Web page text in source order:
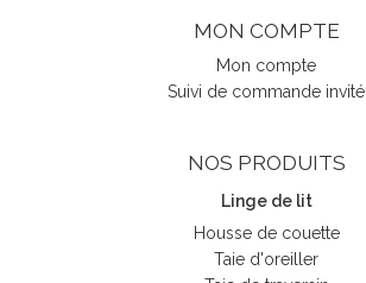
MON COMPTE
Mon compte
Suivi de commande invité
NOS PRODUITS
Linge de lit
Housse de couette
Taie d'oreiller